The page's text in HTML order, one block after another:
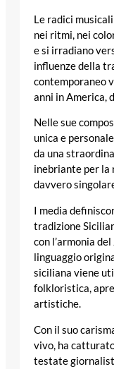
Le radici
nei ritmi, nei
e si irradiano
influenze della
contemporaneo
anni in America,
Nelle sue
unica e
da una
inebriante per la
davvero
I media
tradizione
con l’armonia
linguaggio
siciliana viene
folkloristica,
artistiche.
Con il suo
vivo, ha
testate